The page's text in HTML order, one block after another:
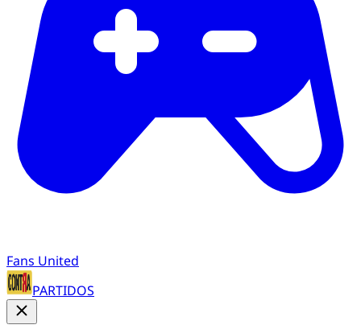
Fans United
PARTIDOS